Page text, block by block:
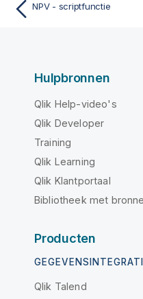
NPV - scriptfunctie
Hulpbronnen
Qlik Help-video's
Qlik Developer
Training
Qlik Learning
Qlik Klantportaal
Bibliotheek met
Producten
Qlik Talend